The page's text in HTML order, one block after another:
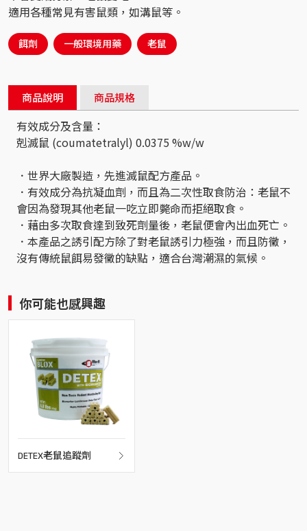
適用各種常見有害鼠類，如溝鼠等。
餌劑 一般環境用藥 老鼠
商品說明 商品規格
有效成分及含量：
剋滅鼠 (coumatetralyl) 0.0375 %w/w
．世界大廠製造，先進滅鼠配方產品。
．有效成分為抗凝血劑，而且為二次性取食防治：老鼠不
會因為發現其他老鼠一吃立即斃命而拒絕取食。
．藉由多次取食達到致死劑量後，老鼠便會內出血死亡。
．本產品之誘引配方除了對老鼠誘引力極強，而且防黴，
沒有傳統鼠餌易發黴的缺點，適合台灣潮濕的氣候。
你可能也感興趣
DETEX老鼠追蹤劑